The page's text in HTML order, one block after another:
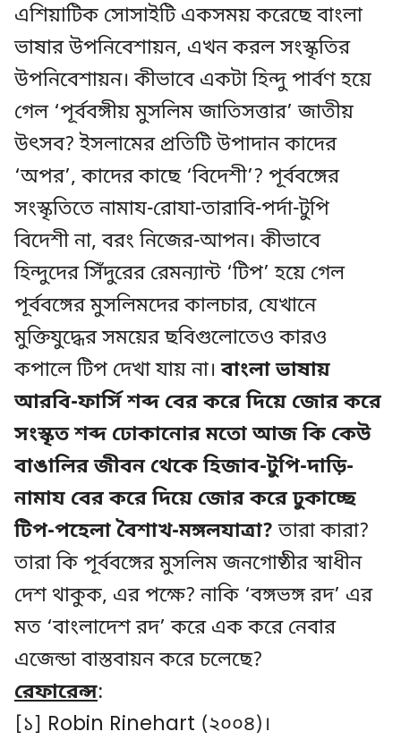
এশিয়াটিক সোসাইটি একসময় করেছে বাংলা
ভাষার উপনিবেশায়ন, এখন করল সংস্কৃতির
উপনিবেশায়ন। কীভাবে একটা হিন্দু পার্বণ হয়ে
গেল ‘পূর্ববঙ্গীয় মুসলিম জাতিসত্তার’ জাতীয়
উৎসব? ইসলামের প্রতিটি উপাদান কাদের
‘অপর’, কাদের কাছে ‘বিদেশী’? পূর্ববঙ্গের
সংস্কৃতিতে নামায-রোযা-তারাবি-পর্দা-টুপি
বিদেশী না, বরং নিজের-আপন। কীভাবে
হিন্দুদের সিঁদুরের রেমন্যান্ট ‘টিপ’ হয়ে গেল
পূর্ববঙ্গের মুসলিমদের কালচার, যেখানে
মুক্তিযুদ্ধের সময়ের ছবিগুলোতেও কারও
কপালে টিপ দেখা যায় না।বাংলা ভাষায়
আরবি-ফার্সি শব্দ বের করে দিয়ে জোর করে
সংস্কৃত শব্দ ঢোকানোর মতো আজ কি কেউ
বাঙালির জীবন থেকে হিজাব-টুপি-দাড়ি-
নামায বের করে দিয়ে জোর করে ঢুকাচ্ছে
টিপ-পহেলা বৈশাখ-মঙ্গলযাত্রা? তারা কারা?
তারা কি পূর্ববঙ্গের মুসলিম জনগোষ্ঠীর স্বাধীন
দেশ থাকুক, এর পক্ষে? নাকি ‘বঙ্গভঙ্গ রদ’ এর
মত ‘বাংলাদেশ রদ’ করে এক করে নেবার
এজেন্ডা বাস্তবায়ন করে চলেছে?
রেফারেন্স:
[১] Robin Rinehart (২০০৪)।